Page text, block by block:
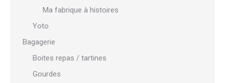
Ma fabrique à histoires
Yoto
Bagagerie
Boites repas / tartines
Gourdes